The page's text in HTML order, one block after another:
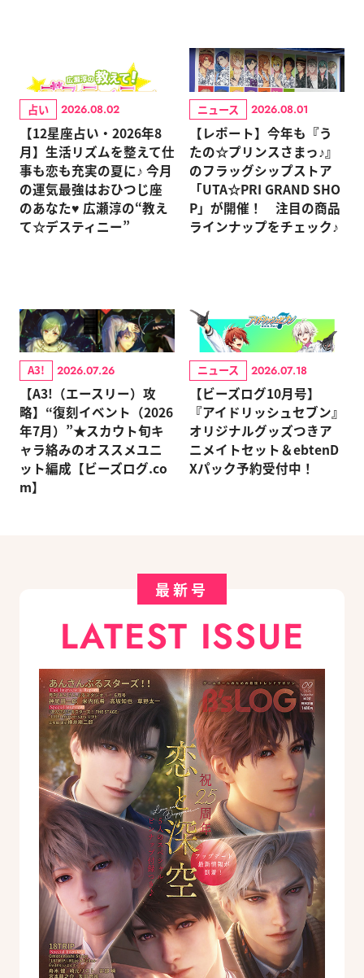
占い 2026.08.02
【12星座占い・2026年8
月】生活リズムを整えて仕
事も恋も充実の夏に♪ 今月
の運気最強はおひつじ座
のあなた♥ 広瀬淳の“教え
て☆デスティニー”
ニュース 2026.08.01
【レポート】今年も『う
たの☆プリンスさまっ♪』
のフラッグシップストア
「UTA☆PRI GRAND SHO
P」が開催！ 注目の商品
ラインナップをチェック♪
A3! 2026.07.26
【A3!（エースリー）攻
略】“復刻イベント（2026
年7月）”★スカウト旬キ
ャラ絡みのオススメユニ
ット編成【ビーズログ.co
m】
ニュース 2026.07.18
【ビーズログ10月号】
『アイドリッシュセブン』
オリジナルグッズつきア
ニメイトセット＆ebtenD
Xパック予約受付中！
最新号
LATEST ISSUE